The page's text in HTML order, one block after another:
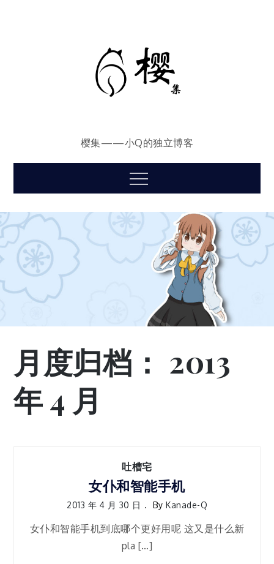
樱集——小Q的独立博客
Menu
月度归档： 2013
年 4 月
吐槽宅
女仆和智能手机
2013 年 4 月 30 日 By Kanade-Q
女仆和智能手机到底哪个更好用呢 这又是什么新
pla […]